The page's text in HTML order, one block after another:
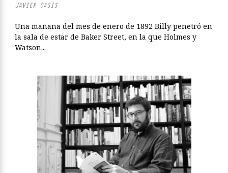
JAVIER CASIS
Una mañana del mes de enero de 1892 Billy penetró en
la sala de estar de Baker Street, en la que Holmes y
Watson...